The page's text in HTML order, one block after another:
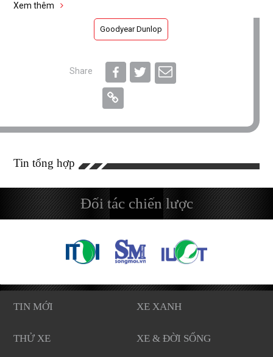
Xem thêm
Goodyear Dunlop
Share
Tin tổng hợp
Đối tác chiến lược
TIN MỚI XE XANH
THỬ XE XE & ĐỜI SỐNG